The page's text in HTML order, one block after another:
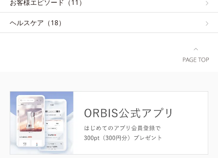
お客様エピソード（11）
ヘルスケア（18）